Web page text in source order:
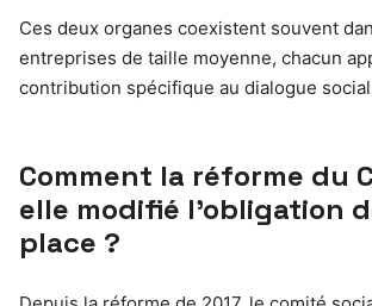
Ces deux organes coexistent souvent
entreprises de taille moyenne, chacun
contribution spécifique au dialogue
Comment la réforme du
elle modifié l’obligation
place ?